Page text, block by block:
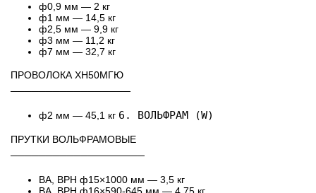
ф0,9 мм — 2 кг
ф1 мм — 14,5 кг
ф2,5 мм — 9,9 кг
ф3 мм — 11,2 кг
ф7 мм — 32,7 кг
ПРОВОЛОКА ХН50МГЮ
─────────────────
ф2 мм — 45,1 кг 6. ВОЛЬФРАМ (W)
ПРУТКИ ВОЛЬФРАМОВЫЕ
───────────────────
ВА, ВРН ф15×1000 мм — 3,5 кг